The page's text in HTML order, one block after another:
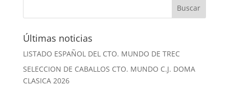
Últimas noticias
LISTADO ESPAÑOL DEL CTO. MUNDO DE TREC
SELECCION DE CABALLOS CTO. MUNDO C.J. DOMA
CLASICA 2026